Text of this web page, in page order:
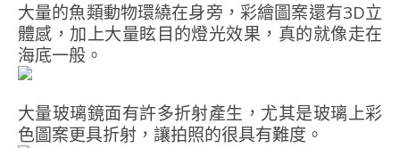
大量的魚類動物環繞在身旁，彩繪圖案還有3D立
體感，加上大量眩目的燈光效果，真的就像走在
海底一般。
大量玻璃鏡面有許多折射產生，尤其是玻璃上彩
色圖案更具折射，讓拍照的很具有難度。